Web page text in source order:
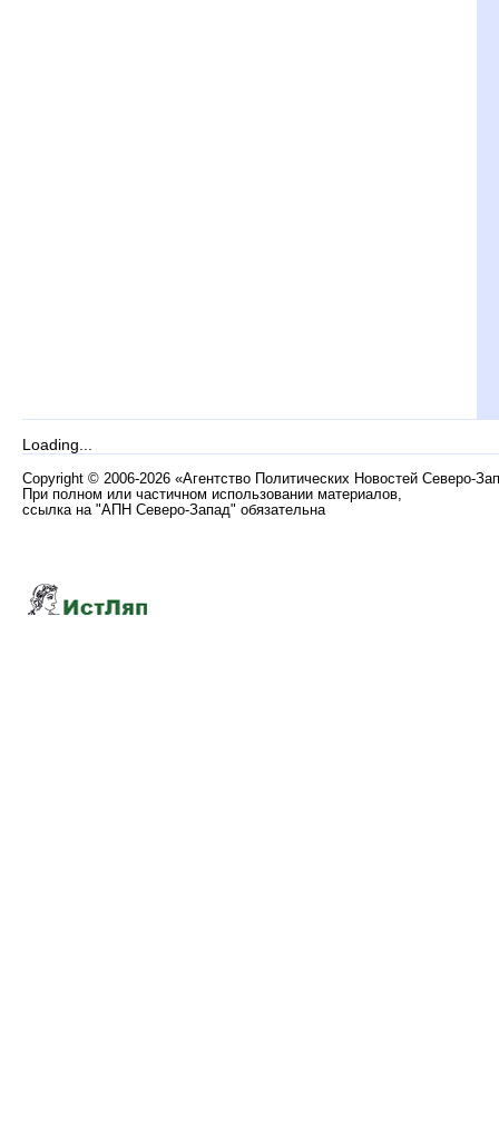
Loading...
Copyright © 2006-2026 «Агентство Политических Новостей Северо-
При полном или частичном использовании материалов,
ссылка на "АПН Северо-Запад" обязательна